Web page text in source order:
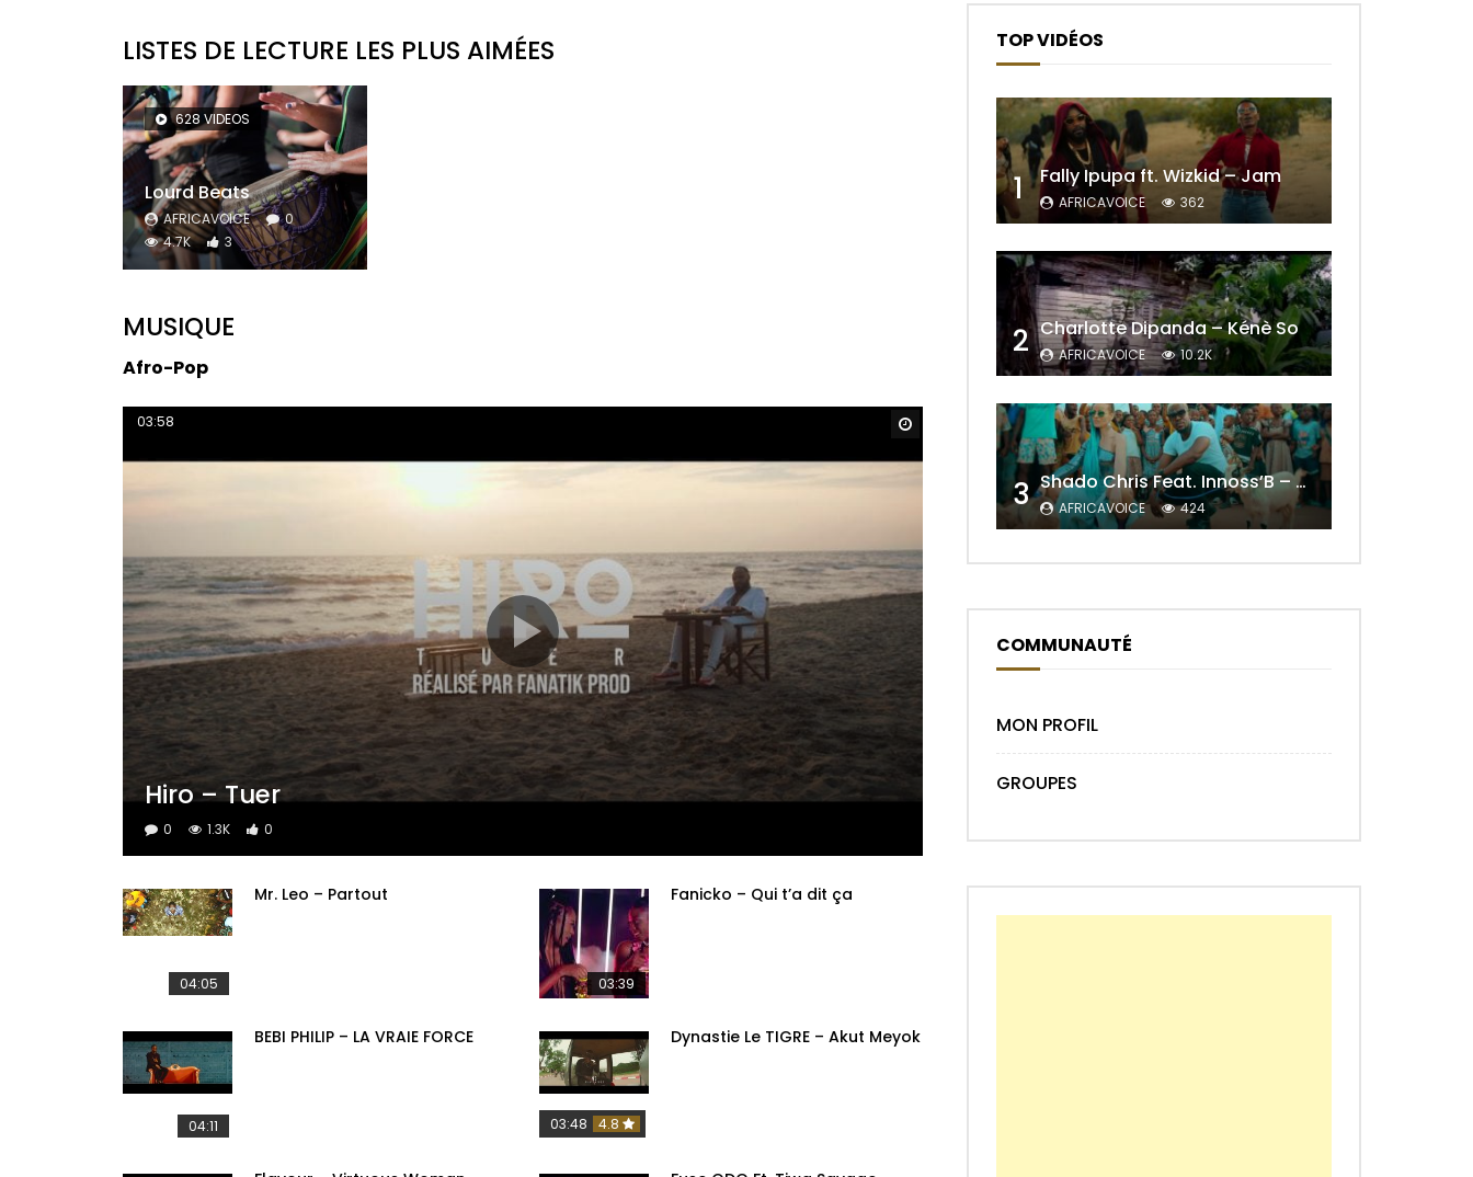
LISTES DE LECTURE LES PLUS AIMÉES
628 VIDEOS
Lourd Beats
AFRICAVOICE
0
4.7K
3
MUSIQUE
Afro-Pop
Regarder Plus Tard
03:58
Hiro – Tuer
0 1.3K 0
04:05
Mr. Leo – Partout
03:39
Fanicko – Qui t’a dit ça
04:11
BEBI PHILIP – LA VRAIE FORCE
03:48 4.8
Dynastie Le TIGRE – Akut Meyok
TOP VIDÉOS
1 Fally Ipupa ft. Wizkid – Jam
AFRICAVOICE 362
2 Charlotte Dipanda – Kénè So
AFRICAVOICE 10.2K
3 Shado Chris Feat. Innoss’B – Cabri Mort (Remix)
AFRICAVOICE 424
COMMUNAUTÉ
MON PROFIL
GROUPES